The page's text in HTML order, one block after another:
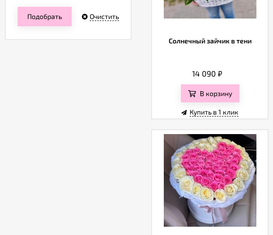
Солнечный зайчик в тени
14 090 ₽
В корзину
Купить в 1 клик
Подобрать Очистить